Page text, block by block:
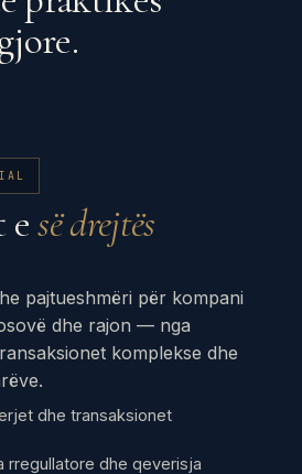
esë drejtës
pajtueshmëri për kompani
dhe rajon — nga
komplekse dhe
dhe transaksionet
rregullatore dhe qeverisja